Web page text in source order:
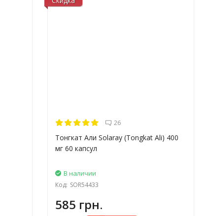
26
Тонгкат Али Solaray (Tongkat Ali) 400
мг 60 капсул
В наличии
Код: SOR54433
585 грн.